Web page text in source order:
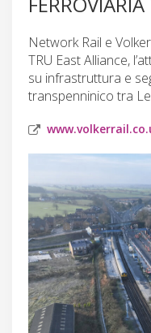
Network Rail e
TRU East Alliance,
su infrastruttura e
transpenninico tra